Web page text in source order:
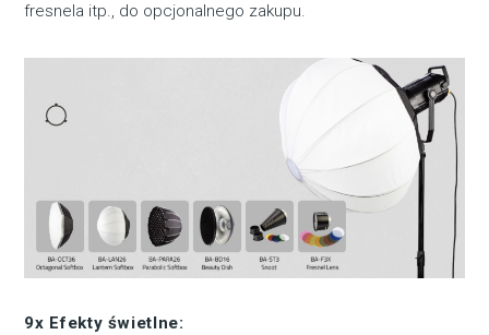
fresnela itp., do opcjonalnego zakupu.
9x Efekty świetlne: